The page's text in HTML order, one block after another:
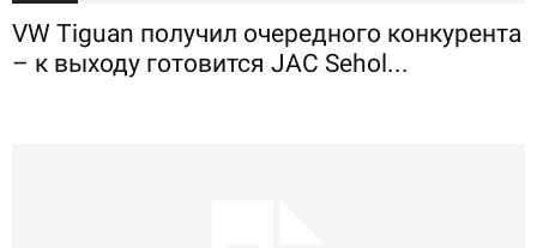
VW Tiguan получил очередного конкурента
– к выходу готовится JAC Sehol...